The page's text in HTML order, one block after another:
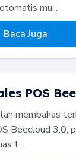
mu...
Baca Juga
POS
membahas
Beecloud 3.0,
t...